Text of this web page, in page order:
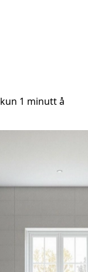
1 minutt å